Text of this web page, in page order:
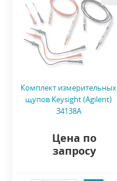
Комплект измерительных
щупов Keysight (Agilent)
34138A
Цена по
запросу